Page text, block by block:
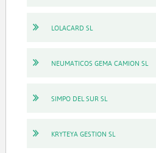
LOLACARD SL
NEUMATICOS GEMA CAMION SL
SIMPO DEL SUR SL
KRYTEYA GESTION SL